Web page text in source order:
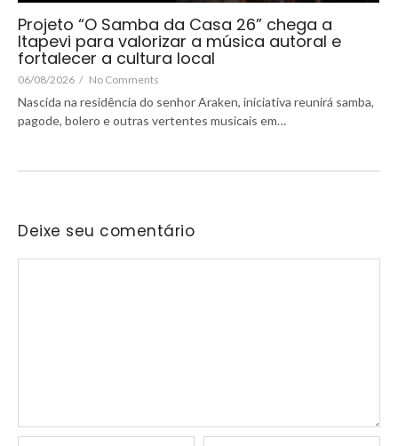
Projeto “O Samba da Casa 26” chega a
Itapevi para valorizar a música autoral e
fortalecer a cultura local
06/08/2026 / No Comments
Nascida na residência do senhor Araken, iniciativa reunirá samba,
pagode, bolero e outras vertentes musicais em…
Deixe seu comentário